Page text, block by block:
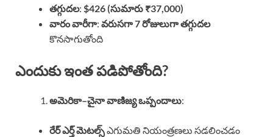
తగ్గుదల: $426 (సుమారు ₹37,000)
వారం వారీగా: వరుసగా 7 రోజులుగా తగ్గుదల
కొనసాగుతోంది
ఎందుకు ఇంత పడిపోతోంది?
అమెరికా–చైనా వాణిజ్య ఒప్పందాలు:
రేర్ ఎర్త్ మెటల్స్ఎగుమతి నియంత్రణలు సడలించడం